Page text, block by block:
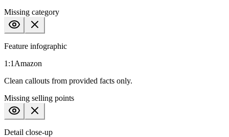
Missing category
Feature infographic
1:1 Amazon
Clean callouts from provided facts only.
Missing selling points
Detail close-up